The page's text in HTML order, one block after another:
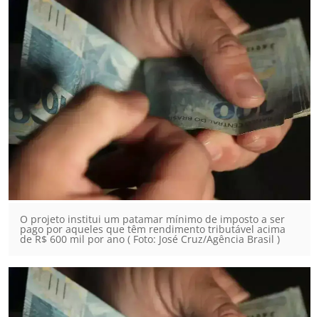
O projeto institui um patamar mínimo de imposto a ser
pago por aqueles que têm rendimento tributável acima
de R$ 600 mil por ano ( Foto: José Cruz/Agência Brasil )